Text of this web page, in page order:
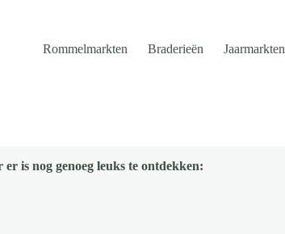
Rommelmarkten Braderieën Jaarmarkten
is nog genoeg leuks te ontdekken: